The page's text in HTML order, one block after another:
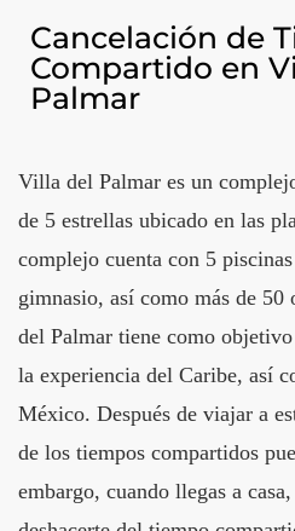
Cancelación de
Compartido en
Palmar
Villa del Palmar es un
de 5 estrellas ubicado en las
complejo cuenta con 5
gimnasio, así como más de 50
del Palmar tiene como
la experiencia del Caribe, así
México. Después de viajar a
de los tiempos compartidos
embargo, cuando llegas a